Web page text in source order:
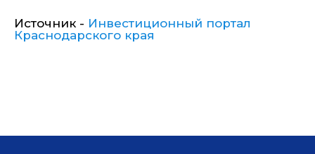
Источник - Инвестиционный портал
Краснодарского края